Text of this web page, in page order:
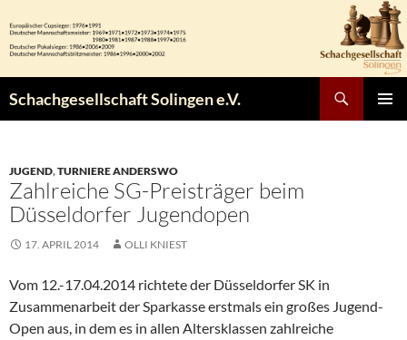
Inhalt
springen
Schachgesellschaft Solingen e.V.
JUGEND,TURNIERE ANDERSWO
Zahlreiche SG-Preisträger beim
Düsseldorfer Jugendopen
17. APRIL 2014 OLLI KNIEST
Vom 12.-17.04.2014 richtete der Düsseldorfer SK in
Zusammenarbeit der Sparkasse erstmals ein großes Jugend-
Open aus, in dem es in allen Altersklassen zahlreiche